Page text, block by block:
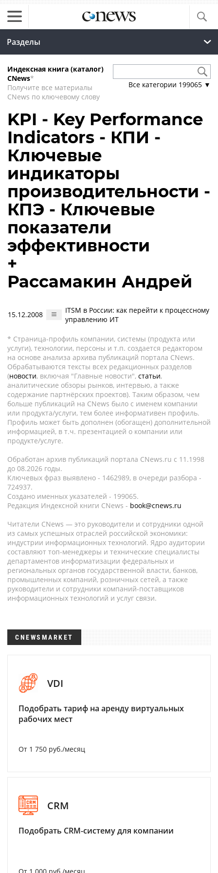
Разделы
Индексная книга (каталог)
CNews*
Получите все материалы
CNews по ключевому слову
Все категории 199065 ▼
KPI - Key Performance
Indicators - КПИ -
Ключевые
индикаторы
производительности -
КПЭ - Ключевые
показатели
эффективности
+
Рассамакин Андрей
15.12.2008
ITSM в России: как перейти к процессному
управлению ИТ
* Страница-профиль компании, системы (продукта или
услуги), технологии, персоны и т.п. создается редактором
на основе анализа архива публикаций портала CNews.
Обрабатываются тексты всех редакционных разделов
(новости, включая "Главные новости", статьи,
аналитические обзоры рынков, интервью, а также
содержание партнёрских проектов). Таким образом, чем
больше публикаций на CNews было с именем компании
или продукта/услуги, тем более информативен профиль.
Профиль может быть дополнен (обогащен) дополнительной
информацией, в т.ч. презентацией о компании или
продукте/услуге.
Обработан архив публикаций портала CNews.ru c 11.1998
до 08.2026 годы.
Ключевых фраз выявлено - 1462989, в очереди разбора -
724937.
Создано именных указателей - 199065.
Редакция Индексной книги CNews - book@cnews.ru
Читатели CNews — это руководители и сотрудники одной
из самых успешных отраслей российской экономики:
индустрии информационных технологий. Ядро аудитории
составляют топ-менеджеры и технические специалисты
департаментов информатизации федеральных и
региональных органов государственной власти, банков,
промышленных компаний, розничных сетей, а также
руководители и сотрудники компаний-поставщиков
информационных технологий и услуг связи.
CNEWSMARKET
VDI
Подобрать тариф на аренду виртуальных
рабочих мест
От 1 750 руб./месяц
CRM
Подобрать CRM-систему для компании